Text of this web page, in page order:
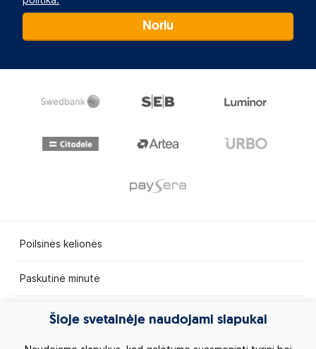
Noriu
Poilsinės kelionės
Paskutinė minutė
Egzotinės kelionės
Šioje svetainėje naudojami slapukai